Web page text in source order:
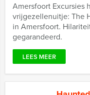
Amersfoort Excursies
vrijgezellenuitje: The
in Amersfoort.
gegarandeerd.
LEES MEER